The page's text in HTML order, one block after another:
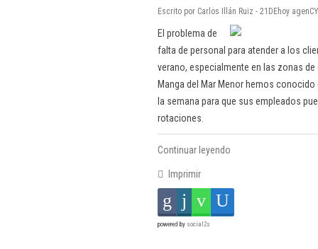
Escrito por Carlos Illán Ruiz - 21DEhoy
El problema de
falta de personal para atender a los
verano, especialmente en las zonas
Manga del Mar Menor hemos
la semana para que sus empleados
rotaciones.
Continuar leyendo
Imprimir
powered by social2s